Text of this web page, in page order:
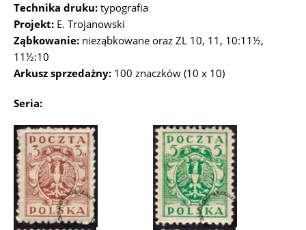
Technika druku: typografia
Projekt: E. Trojanowski
Ząbkowanie: nieząbkowane oraz ZL 10, 11, 10:11½,
11½:10
Arkusz sprzedażny: 100 znaczków (10 x 10)
Seria: